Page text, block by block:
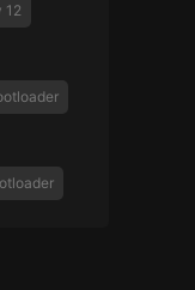
12